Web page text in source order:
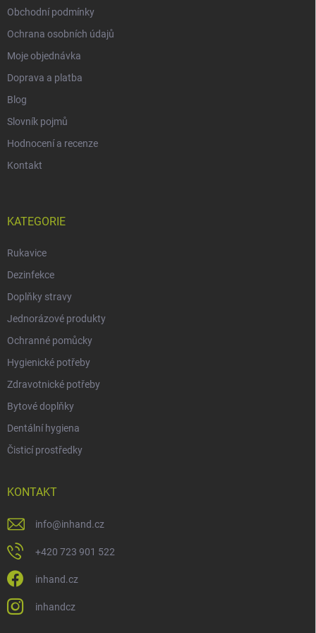
Obchodní podmínky
Ochrana osobních údajů
Moje objednávka
Doprava a platba
Blog
Slovník pojmů
Hodnocení a recenze
Kontakt
KATEGORIE
Rukavice
Dezinfekce
Doplňky stravy
Jednorázové produkty
Ochranné pomůcky
Hygienické potřeby
Zdravotnické potřeby
Bytové doplňky
Dentální hygiena
Čisticí prostředky
KONTAKT
info@inhand.cz
+420 723 901 522
inhand.cz
inhandcz